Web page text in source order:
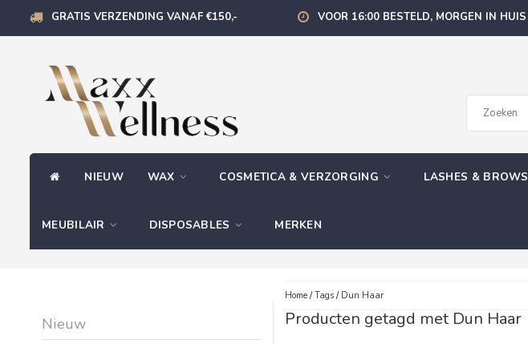
GRATIS VERZENDING VANAF €150,- VOOR 16:00 BESTELD, MORGEN IN HUIS
NIEUW WAX COSMETICA & VERZORGING LASHES & BROWS
MEUBILAIR DISPOSABLES MERKEN
Nieuw
Home/Tags/ Dun Haar
Producten getagd met Dun Haar